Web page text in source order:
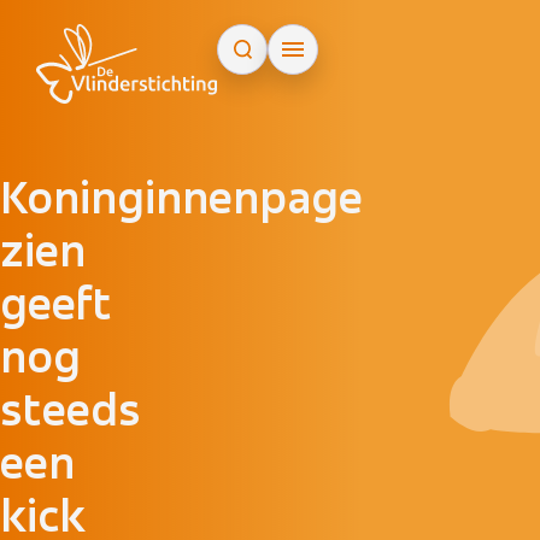
Koninginnenpage
zien
geeft
nog
steeds
een
kick